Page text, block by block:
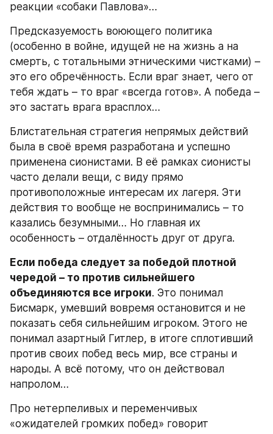
реакции «собаки Павлова»…
Предсказуемость воюющего политика
(особенно в войне, идущей не на жизнь а на
смерть, с тотальными этническими чистками) –
это его обречённость. Если враг знает, чего от
тебя ждать – то враг «всегда готов». А победа –
это застать врага врасплох…
Блистательная стратегия непрямых действий
была в своё время разработана и успешно
применена сионистами. В её рамках сионисты
часто делали вещи, с виду прямо
противоположные интересам их лагеря. Эти
действия то вообще не воспринимались – то
казались безумными… Но главная их
особенность – отдалённость друг от друга.
Если победа следует за победой плотной
чередой – то против сильнейшего
объединяются все игроки. Это понимал
Бисмарк, умевший вовремя остановится и не
показать себя сильнейшим игроком. Этого не
понимал азартный Гитлер, в итоге сплотивший
против своих побед весь мир, все страны и
народы. А всё потому, что он действовал
напролом…
Про нетерпеливых и переменчивых
«ожидателей громких побед» говорит